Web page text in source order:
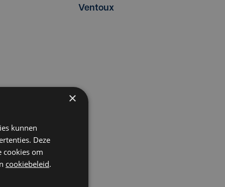
Ventoux
×
kunnen
Deze
cookies om
cookiebeleid.